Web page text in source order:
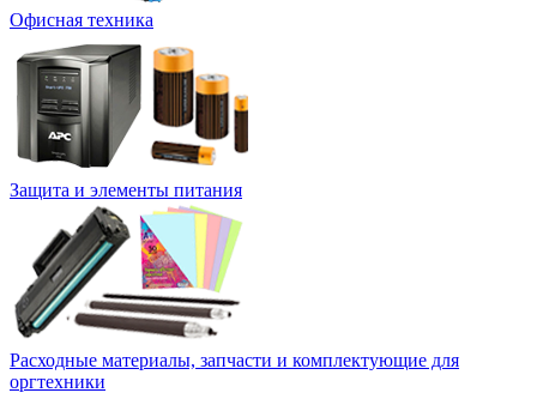
Офисная техника
Защита и элементы питания
Расходные материалы, запчасти и комплектующие для
оргтехники